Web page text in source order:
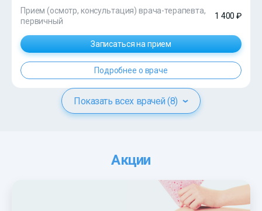
Прием (осмотр, консультация) врача-терапевта,
первичный
1 400 ₽
Записаться на прием
Подробнее о враче
Показать всех врачей (8)
Акции